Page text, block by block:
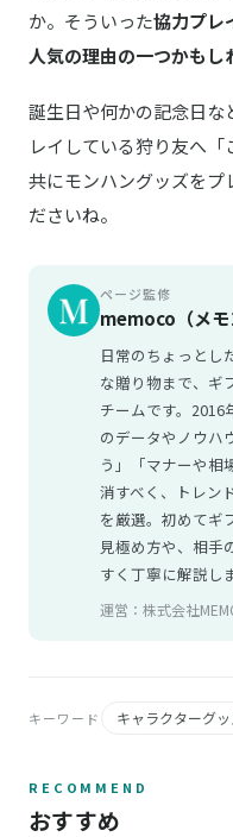
か。そういった協力プレ
人気の理由の一つかもし
誕生日や何かの記念日な
レイしている狩り友へ
共にモンハングッズをプ
ださいね。
ページ監修
memoco（メモ
日常のちょっとし
な贈り物まで、ギ
チームです。2016
のデータやノウハ
う」「マナーや相
消すべく、トレン
を厳選。初めてギ
見極め方や、相手
すく丁寧に解説し
運営：株式会社
キーワード キャラクターグ
RECOMMEND
おすすめ